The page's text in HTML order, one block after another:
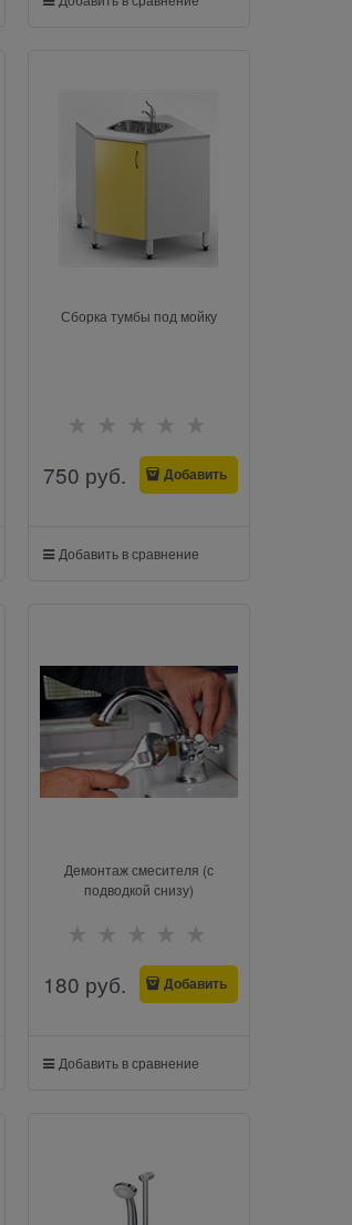
Сборка тумбы под мойку
750 руб. Добавить
Добавить в сравнение
Демонтаж смесителя (с
подводкой снизу)
180 руб. Добавить
Добавить в сравнение